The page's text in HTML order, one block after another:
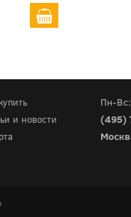
и новости
Пн-Вс:
(495)